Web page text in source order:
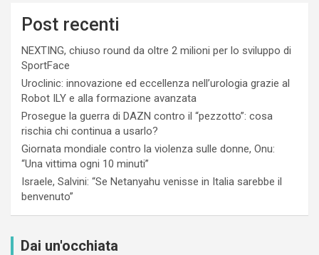
Post recenti
NEXTING, chiuso round da oltre 2 milioni per lo sviluppo di
SportFace
Uroclinic: innovazione ed eccellenza nell’urologia grazie al
Robot ILY e alla formazione avanzata
Prosegue la guerra di DAZN contro il “pezzotto”: cosa
rischia chi continua a usarlo?
Giornata mondiale contro la violenza sulle donne, Onu:
“Una vittima ogni 10 minuti”
Israele, Salvini: “Se Netanyahu venisse in Italia sarebbe il
benvenuto”
Dai un'occhiata